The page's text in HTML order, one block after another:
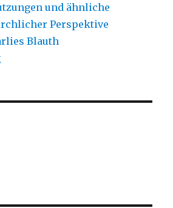
und ähnliche
Perspektive
Blauth